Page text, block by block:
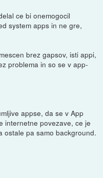
ce bi onemogocil
system apps in ne gre,
brez gapsov, isti appi,
problema in so se v app-
appse, da se v App
internetne povezave, ce je
ostale pa samo background.